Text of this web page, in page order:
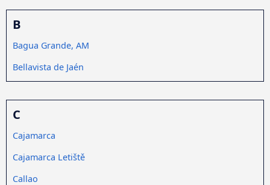
B
Bagua Grande, AM
Bellavista de Jaén
C
Cajamarca
Cajamarca Letiště
Callao